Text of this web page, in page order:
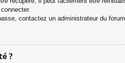
contactez un administrateur du
?